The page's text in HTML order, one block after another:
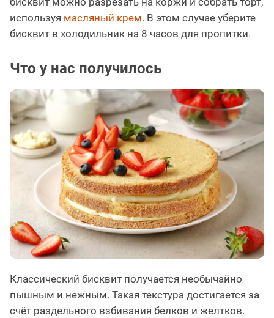
используя масляный крем. В этом случае уберите
бисквит в холодильник на 8 часов для пропитки.
Что у нас получилось
Классический бисквит получается необычайно
пышным и нежным. Такая текстура достигается за
счёт раздельного взбивания белков и желтков.